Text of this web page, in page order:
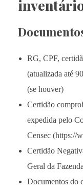
RG, CPF,
(atualizada até
(se houver)
Certidão
expedida pelo
Censec (https://
Certidão
Geral da
Documentos do